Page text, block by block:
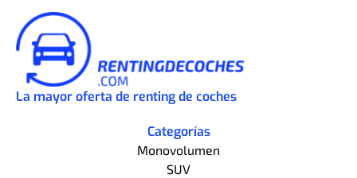
La mayor oferta de renting de coches
Categorías
Monovolumen
SUV